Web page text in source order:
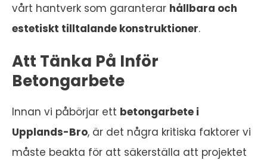
vårt hantverk som garanterar hållbara och
estetiskt tilltalande konstruktioner.
Att Tänka På Inför
Betongarbete
Innan vi påbörjar ett betongarbete i
Upplands-Bro, är det några kritiska faktorer vi
måste beakta för att säkerställa att projektet